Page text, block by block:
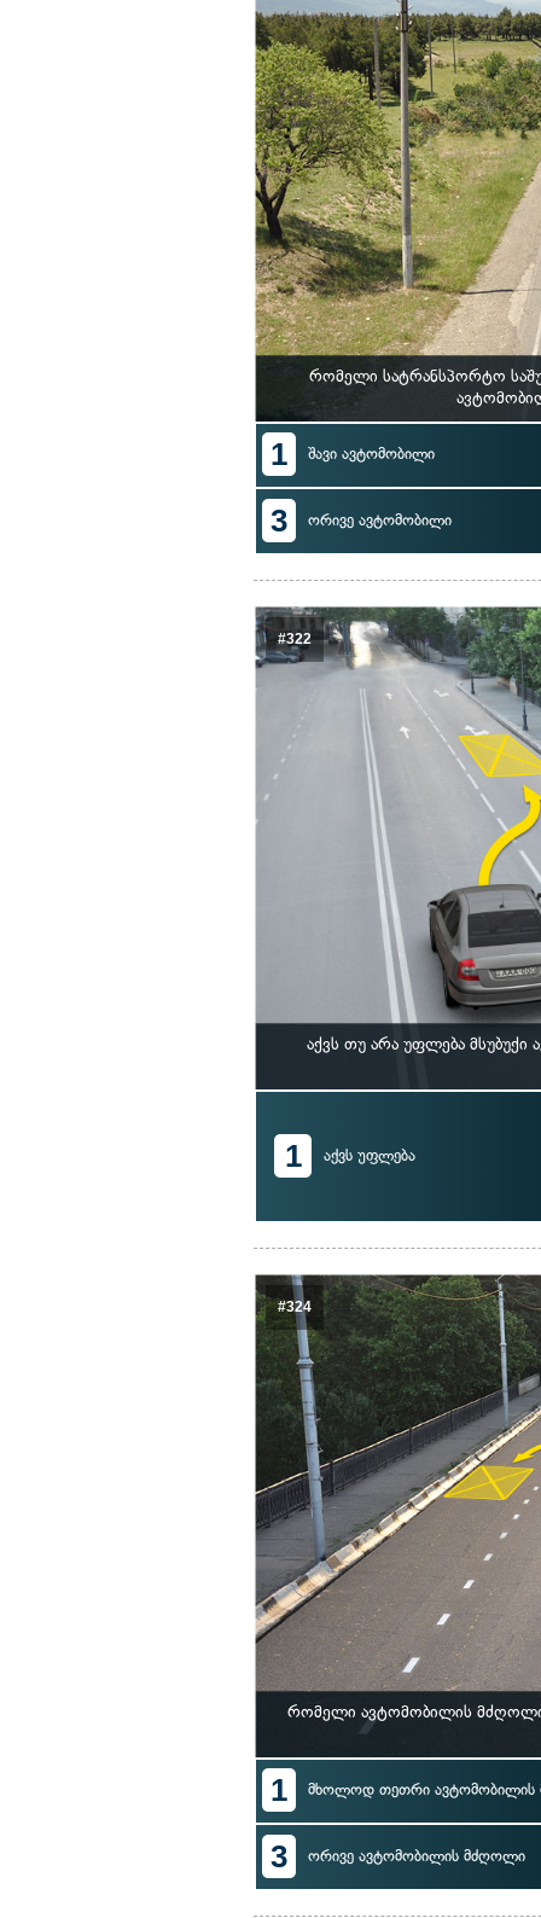
რომელი სატრანსპორტო
1 შავი ავტომობილი
3 ორივე ავტომობილი
#322
აქვს თუ არა უფლება
1 აქვს უფლება
#324
რომელი ავტომობილის მძღოლი
1 მხოლოდ თეთრი ავტომობილის
3 ორივე ავტომობილის მძღოლი